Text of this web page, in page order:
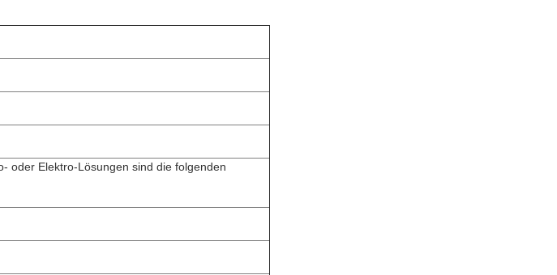
oder Elektro-Lösungen sind die folgenden